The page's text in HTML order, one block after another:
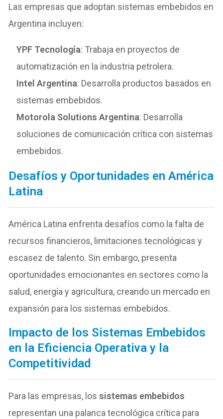
Las empresas que adoptan sistemas embebidos en
Argentina incluyen:
YPF Tecnología: Trabaja en proyectos de
automatización en la industria petrolera.
Intel Argentina: Desarrolla productos basados en
sistemas embebidos.
Motorola Solutions Argentina: Desarrolla
soluciones de comunicación crítica con sistemas
embebidos.
Desafíos y Oportunidades en América
Latina
América Latina enfrenta desafíos como la falta de
recursos financieros, limitaciones tecnológicas y
escasez de talento. Sin embargo, presenta
oportunidades emocionantes en sectores como la
salud, energía y agricultura, creando un mercado en
expansión para los sistemas embebidos.
Impacto de los Sistemas Embebidos
en la Eficiencia Operativa y la
Competitividad
Para las empresas, lossistemas embebidos
representan una palanca tecnológica crítica para